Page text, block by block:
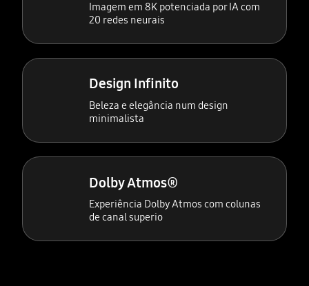
Imagem em 8K potenciada por IA com
20 redes neurais
Design Infinito
Beleza e elegância num design
minimalista
Dolby Atmos®
Experiência Dolby Atmos com colunas
de canal superio